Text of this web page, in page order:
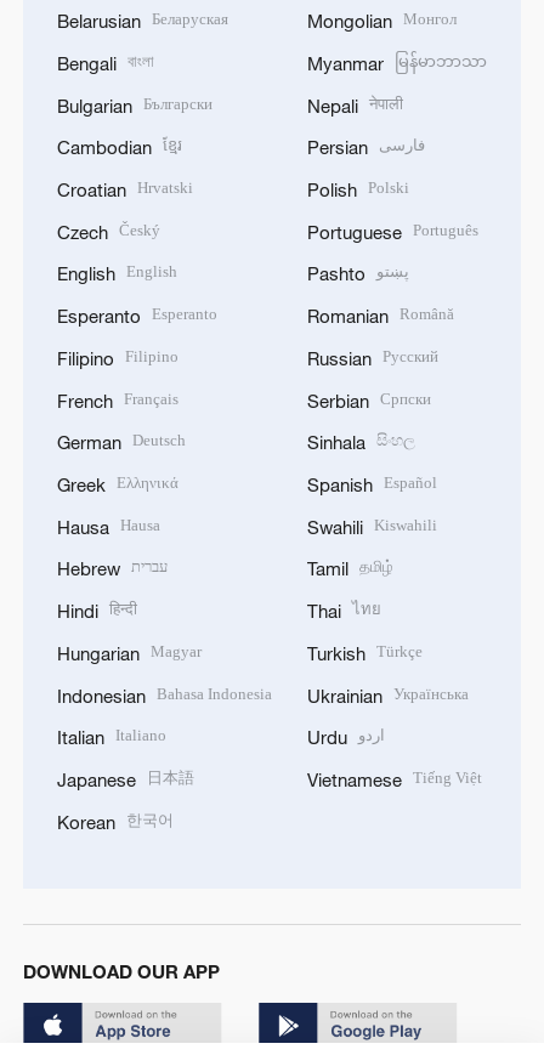
Belarusian Беларуская
Bengali বাংলা
Bulgarian Български
Cambodian ខ្មែរ
Croatian Hrvatski
Czech Český
English English
Esperanto Esperanto
Filipino Filipino
French Français
German Deutsch
Greek Ελληνικά
Hausa Hausa
Hebrew עברית
Hindi हिन्दी
Hungarian Magyar
Indonesian Bahasa Indonesia
Italian Italiano
Japanese 日本語
Korean 한국어
Mongolian Монгол
Myanmar မြန်မာဘာသာ
Nepali नेपाली
Persian فارسی
Polish Polski
Portuguese Português
Pashto پښتو
Romanian Română
Russian Русский
Serbian Српски
Sinhala සිංහල
Spanish Español
Swahili Kiswahili
Tamil தமிழ்
Thai ไทย
Turkish Türkçe
Ukrainian Українська
Urdu اردو
Vietnamese Tiếng Việt
DOWNLOAD OUR APP